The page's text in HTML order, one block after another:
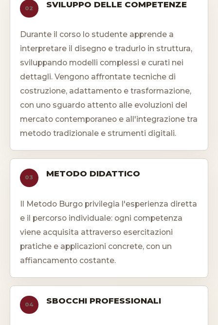
02 SVILUPPO DELLE COMPETENZE
Durante il corso lo studente apprende a
interpretare il disegno e tradurlo in struttura,
sviluppando modelli complessi e curati nei
dettagli. Vengono affrontate tecniche di
costruzione, adattamento e trasformazione,
con uno sguardo attento alle evoluzioni del
mercato contemporaneo e all'integrazione tra
metodo tradizionale e strumenti digitali.
03 METODO DIDATTICO
Il Metodo Burgo privilegia l'esperienza diretta
e il percorso individuale: ogni competenza
viene acquisita attraverso esercitazioni
pratiche e applicazioni concrete, con un
affiancamento costante.
04 SBOCCHI PROFESSIONALI